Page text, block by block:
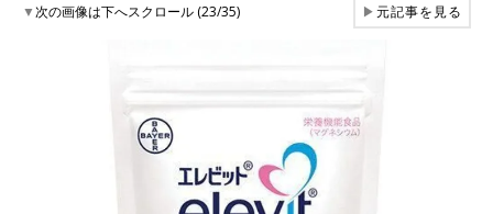
▼次の画像は下へスクロール (23/35) ▶元記事を見る